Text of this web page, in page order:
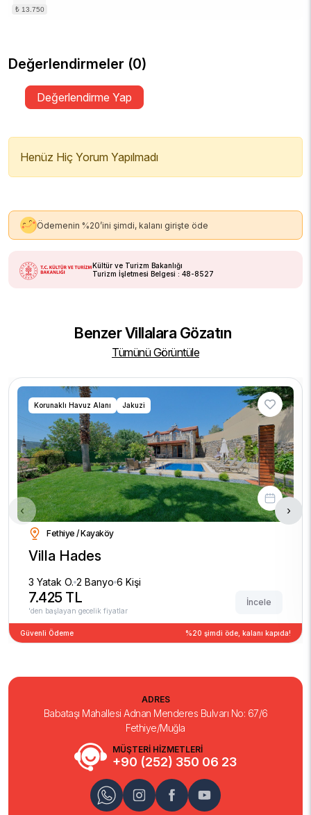
Değerlendirmeler (0)
Değerlendirme Yap
Henüz Hiç Yorum Yapılmadı
Ödemenin %20’ini şimdi, kalanı girişte öde
Kültür ve Turizm Bakanlığı
Turizm İşletmesi Belgesi : 48-8527
Benzer Villalara Gözatın
Tümünü Görüntüle
Korunaklı Havuz Alanı Jakuzi
Fethiye / Kayaköy
Villa Hades
3 Yatak O. 2 Banyo 6 Kişi
7.425 TL
'den başlayan gecelik fiyatlar
İncele
Güvenli Ödeme %20 şimdi öde, kalanı kapıda!
‹ ›
MÜŞTERİ HİZMETLERİ
+90 (252) 350 06 23
ADRES
Babataşı Mahallesi Adnan Menderes Bulvarı No: 67/6
Fethiye/Muğla